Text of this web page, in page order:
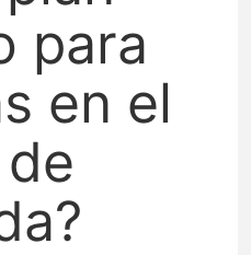
para
en el